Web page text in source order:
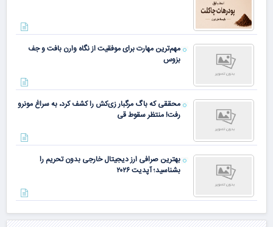
مهم‌ترین مهارت برای موفقیت از نگاه وارن بافت و جف
بزوس
محققی که باگ مرگبار زی‌کش را کشف کرد، به سراغ مونرو
رفت! منتظر سقوط قی
بهترین صرافی ارز دیجیتال خارجی بدون تحریم را
بشناسید؛ آپدیت ۲۰۲۶